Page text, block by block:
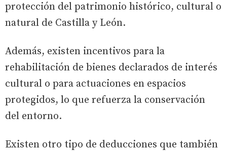
protección del patrimonio histórico, cultural o
natural de Castilla y León.
Además, existen incentivos para la
rehabilitación de bienes declarados de interés
cultural o para actuaciones en espacios
protegidos, lo que refuerza la conservación
del entorno.
Existen otro tipo de deducciones que también